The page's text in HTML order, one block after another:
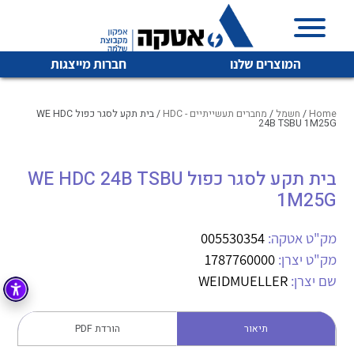
המוצרים שלנו חברות מייצגות
איכות | שרות | זמינות
אטקה בע”מ היא החברה הגדולה והמובילה בישראל בשיווק
מיתוג, בקרה , ואינסטלציה חשמלית ופעילה ב7 תחומים:
חשמל מיתוג ואינסטלציה חשמלית
קופסאות וארונות לחשמל, בקרה ואלקטרוניקה
לכל מוצרי היצרן לכל מוצרי היצרן
לכל מוצרי היצרן לכל מוצרי היצרן
Home
/ חשמל / מחברים תעשייתיים - HDC / בית תקע לסגר כפול WE HDC
24B TSBU 1M25G
בית תקע לסגר כפול WE HDC 24B TSBU
1M25G
מק"ט אטקה: 005530354
מק"ט יצרן: 1787760000
שם יצרן: WEIDMUELLER
תיאור הורדת PDF